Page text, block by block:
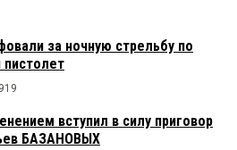
за ночную стрельбу по
вступил в силу приговор
БАЗАНОВЫХ